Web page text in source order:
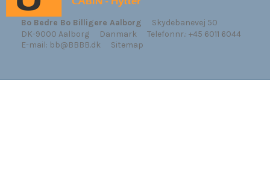
Bo Bedre Bo Billigere Aalborg
Skydebanevej 50
DK-9000 Aalborg
Danmark Telefonnr.: +45 6011 6044
E-mail: bb@BBBB.dk Sitemap